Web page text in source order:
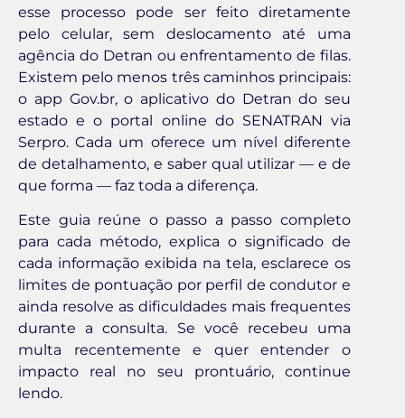
esse processo pode ser feito diretamente
pelo celular, sem deslocamento até uma
agência do Detran ou enfrentamento de filas.
Existem pelo menos três caminhos principais:
o app Gov.br, o aplicativo do Detran do seu
estado e o portal online do SENATRAN via
Serpro. Cada um oferece um nível diferente
de detalhamento, e saber qual utilizar — e de
que forma — faz toda a diferença.
Este guia reúne o passo a passo completo
para cada método, explica o significado de
cada informação exibida na tela, esclarece os
limites de pontuação por perfil de condutor e
ainda resolve as dificuldades mais frequentes
durante a consulta. Se você recebeu uma
multa recentemente e quer entender o
impacto real no seu prontuário, continue
lendo.